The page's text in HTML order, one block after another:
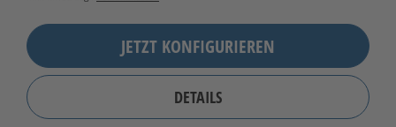
JETZT KONFIGURIEREN
DETAILS